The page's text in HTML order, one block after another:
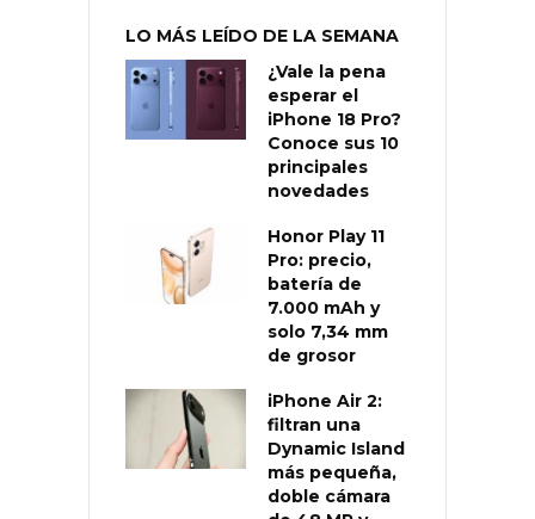
LO MÁS LEÍDO DE LA SEMANA
¿Vale la pena
esperar el
iPhone 18 Pro?
Conoce sus 10
principales
novedades
Honor Play 11
Pro: precio,
batería de
7.000 mAh y
solo 7,34 mm
de grosor
iPhone Air 2:
filtran una
Dynamic Island
más pequeña,
doble cámara